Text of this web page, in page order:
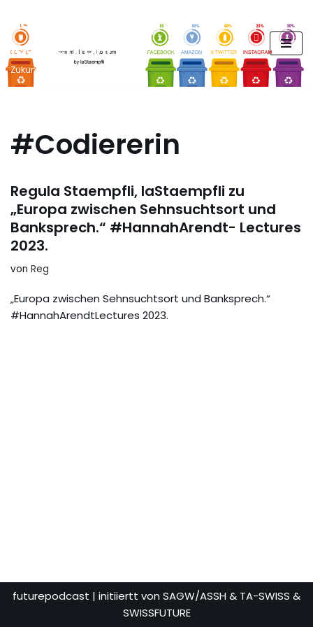
Zum
Inhalt
springen
FUTURE PODCAST by
laStaempfli
Zukunft, Daten, Konsum
#Codiererin
Regula Staempfli, laStaempfli zu
„Europa zwischen Sehnsuchtsort und
Banksprech.“ #HannahArendt- Lectures
2023.
von Reg
„Europa zwischen Sehnsuchtsort und Banksprech.“
#HannahArendtLectures 2023.
futurepodcast | initiiertt von SAGW/ASSH & TA-SWISS &
SWISSFUTURE